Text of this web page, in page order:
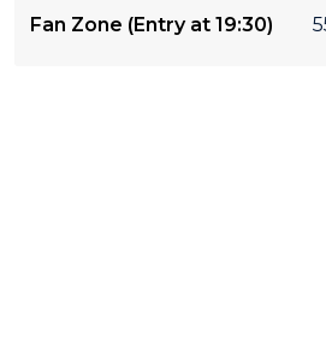
55eur
Fan Zone (Entry at 19:30)